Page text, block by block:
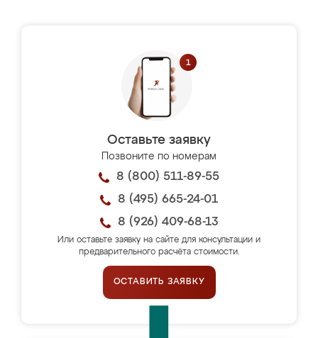
Оставьте заявку
Позвоните по номерам
8 (800) 511-89-55
8 (495) 665-24-01
8 (926) 409-68-13
Или оставьте заявку на сайте для консультации и
предварительного расчёта стоимости.
ОСТАВИТЬ ЗАЯВКУ